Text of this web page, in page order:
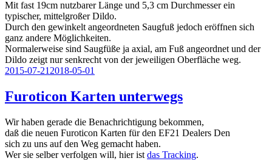
Mit fast 19cm nutzbarer Länge und 5,3 cm Durchmesser ein
typischer, mittelgroßer Dildo.
Durch den gewinkelt angeordneten Saugfuß jedoch eröffnen sich
ganz andere Möglichkeiten.
Normalerweise sind Saugfüße ja axial, am Fuß angeordnet und der
Dildo zeigt nur senkrecht von der jeweiligen Oberfläche weg.
Veröffentlicht
2015-07-21 2018-05-01
Furoticon Karten unterwegs
Wir haben gerade die Benachrichtigung bekommen,
daß die neuen Furoticon Karten für den EF21 Dealers Den
sich zu uns auf den Weg gemacht haben.
Wer sie selber verfolgen will, hier ist das Tracking.